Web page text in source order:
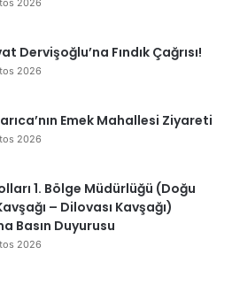
Dervişoğlu’na Fındık Çağrısı!
2026
Emek Mahallesi Ziyareti
2026
1. Bölge Müdürlüğü (Doğu
– Dilovası Kavşağı)
Basın Duyurusu
2026